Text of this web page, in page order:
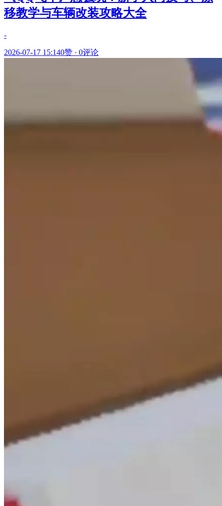
移教学与车辆改装攻略大全
-
2026-07-17 15:140赞 · 0评论